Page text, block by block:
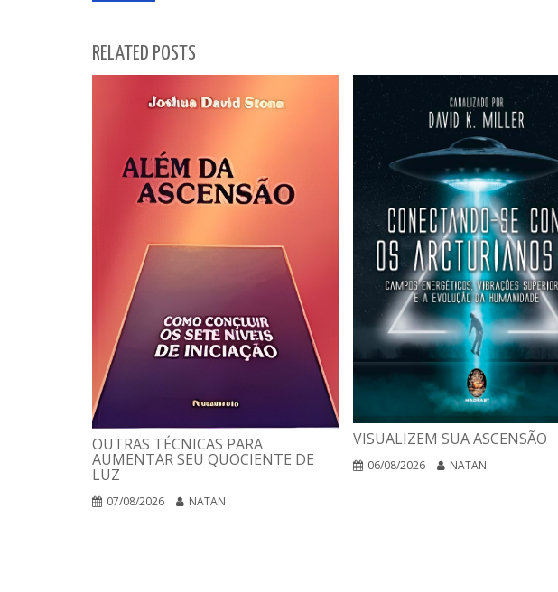
RELATED POSTS
OUTRAS TÉCNICAS PARA
AUMENTAR SEU QUOCIENTE DE
LUZ
07/08/2026 NATAN
VISUALIZEM SUA ASCENSÃO
06/08/2026 NATAN